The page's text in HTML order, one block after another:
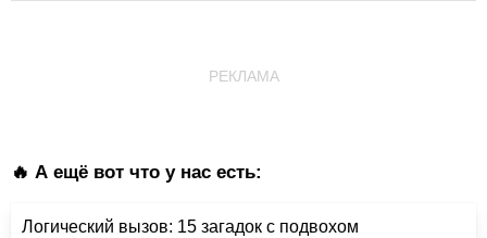
РЕКЛАМА
🔥 А ещё вот что у нас есть:
Логический вызов: 15 загадок с подвохом